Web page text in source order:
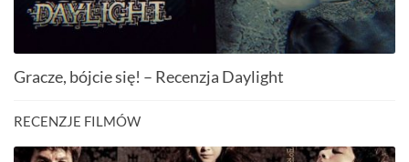
Gracze, bójcie się! – Recenzja Daylight
RECENZJE FILMÓW